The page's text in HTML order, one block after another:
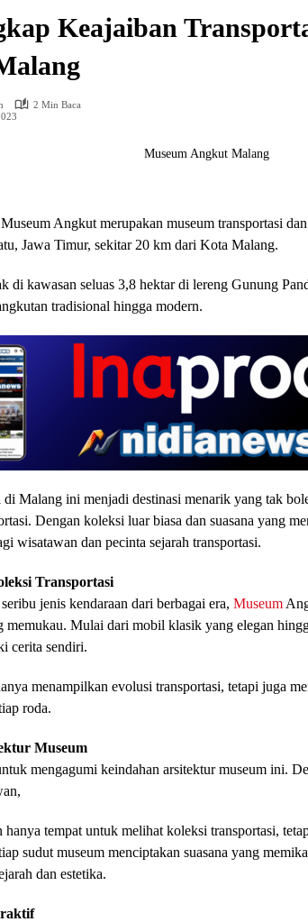
Keajaiban
2 Min Baca
Angkut merupakan museum transportasi
Jawa Timur, sekitar 20 km dari Kota Malang.
di kawasan seluas 3,8 hektar di lereng Gunung
tradisional hingga modern.
di Malang ini menjadi destinasi menarik yang tak
Dengan koleksi luar biasa dan suasana yang
wisatawan dan pecinta sejarah transportasi.
Transportasi
jenis kendaraan dari berbagai era, Museum
memukau. Mulai dari mobil klasik yang elegan
cerita sendiri.
menampilkan evolusi transportasi, tetapi juga
roda.
Museum
mengagumi keindahan arsitektur museum ini.
tempat untuk melihat koleksi transportasi,
sudut museum menciptakan suasana yang
dan estetika.